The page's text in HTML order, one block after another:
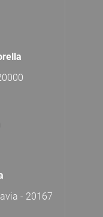
- 20167